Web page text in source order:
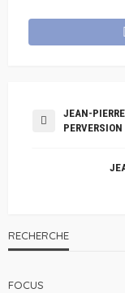
JEAN-
PERVERSION
RECHERCHE
FOCUS